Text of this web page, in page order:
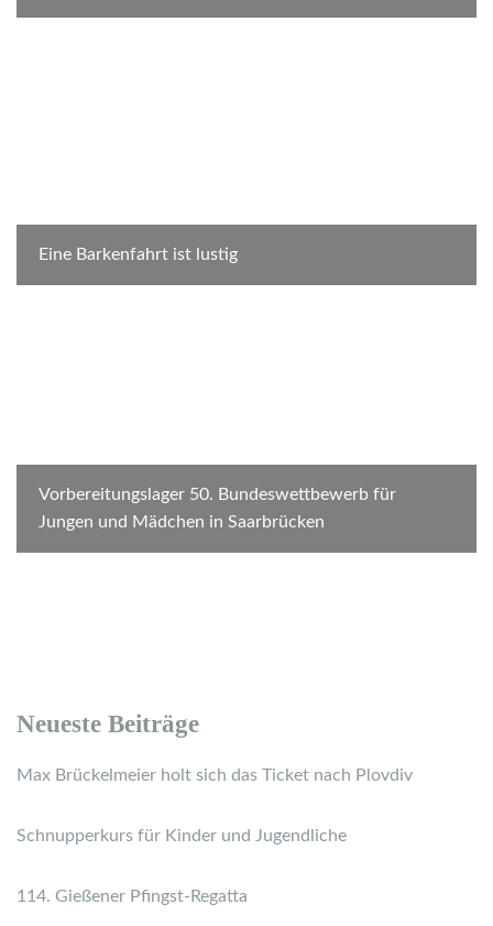
Eine Barkenfahrt ist lustig
Vorbereitungslager 50. Bundeswettbewerb für
Jungen und Mädchen in Saarbrücken
Neueste Beiträge
Max Brückelmeier holt sich das Ticket nach Plovdiv
Schnupperkurs für Kinder und Jugendliche
114. Gießener Pfingst-Regatta